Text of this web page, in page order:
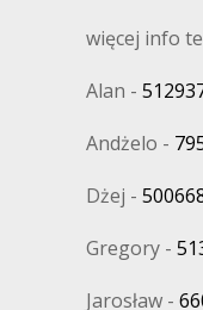
więcej info
Alan -
Andżelo -
Dżej -
Gregory -
Jarosław -